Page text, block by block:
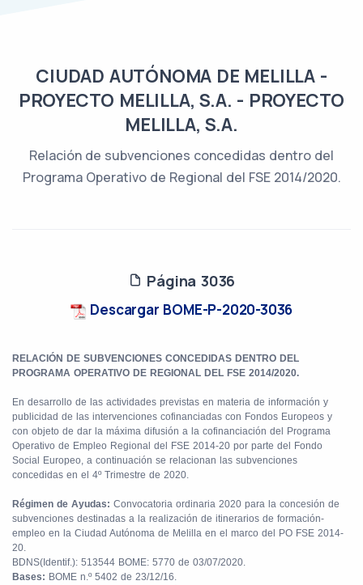
CIUDAD AUTÓNOMA DE MELILLA -
PROYECTO MELILLA, S.A. - PROYECTO
MELILLA, S.A.
Relación de subvenciones concedidas dentro del
Programa Operativo de Regional del FSE 2014/2020.
Página 3036
Descargar BOME-P-2020-3036
RELACIÓN DE SUBVENCIONES CONCEDIDAS DENTRO DEL
PROGRAMA OPERATIVO DE REGIONAL DEL FSE 2014/2020.
En desarrollo de las actividades previstas en materia de información y
publicidad de las intervenciones cofinanciadas con Fondos Europeos y
con objeto de dar la máxima difusión a la cofinanciación del Programa
Operativo de Empleo Regional del FSE 2014-20 por parte del Fondo
Social Europeo, a continuación se relacionan las subvenciones
concedidas en el 4º Trimestre de 2020.
Régimen de Ayudas: Convocatoria ordinaria 2020 para la concesión de
subvenciones destinadas a la realización de itinerarios de formación-
empleo en la Ciudad Autónoma de Melilla en el marco del PO FSE 2014-
20.
BDNS(Identif.): 513544 BOME: 5770 de 03/07/2020.
Bases: BOME n.º 5402 de 23/12/16.